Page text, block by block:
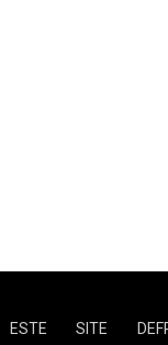
ESTE SITE